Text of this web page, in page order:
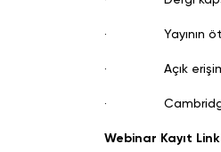
· Yayının
· Açık erişim ve
· Cambridge’in
Webinar Kayıt